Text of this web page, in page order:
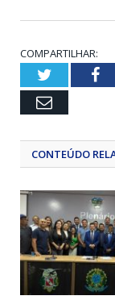
COMPARTILHAR:
Twitter
Email
CONTEÚDO